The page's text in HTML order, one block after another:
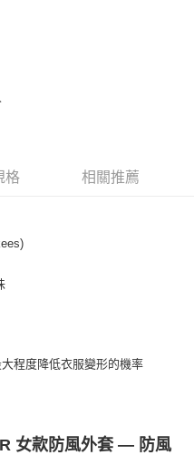
離島取退>
費
費
格 相關推薦
程度降低衣服變形的機率
女款防風外套 — 防風